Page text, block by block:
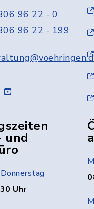
96 22 - 0
96 22 - 199
youtube
und
Uhr